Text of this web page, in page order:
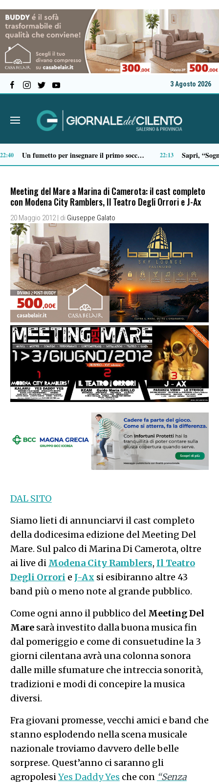
3 Agosto 2026
Scario, Sorrentino: «Barche troppo vicine alla costa della Molara, più controlli» 19:18
Meeting del Mare a Marina di Camerota: il cast completo
con Modena City Ramblers, Il Teatro Degli Orrori e J-Ax
20 Maggio 2012 | di Giuseppe Galato
DAL SITO
Siamo lieti di annunciarvi il cast completo
della dodicesima edizione del Meeting Del
Mare. Sul palco di Marina Di Camerota, oltre
ai live di Modena City Ramblers, Il Teatro
Degli Orrori e J-Ax si esibiranno altre 43
band più o meno note al grande pubblico.
Come ogni anno il pubblico del Meeting Del
Maresarà investito dalla buona musica fin
dal pomeriggio e come di consuetudine la 3
giorni cilentana avrà una colonna sonora
dalle mille sfumature che intreccia sonorità,
tradizioni e modi di concepire la musica
diversi.
Fra giovani promesse, vecchi amici e band che
stanno esplodendo nella scena musicale
nazionale troviamo davvero delle belle
sorprese. Quest’anno ci saranno gli
agropolesiYes Daddy Yes che con “Senza